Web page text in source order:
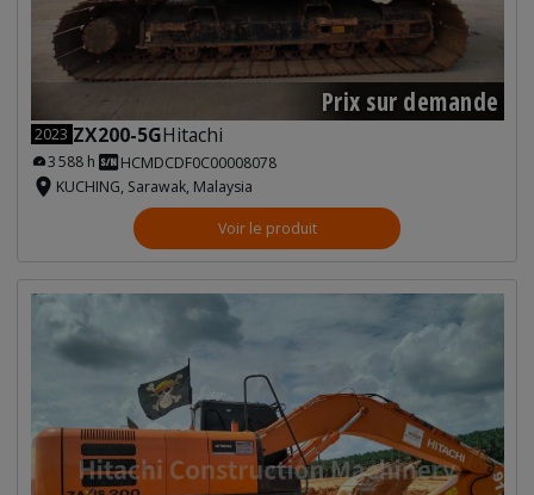
Prix sur demande
2023 ZX200-5GHitachi
3 588 h
HCMDCDF0C00008078
KUCHING, Sarawak, Malaysia
Voir le produit